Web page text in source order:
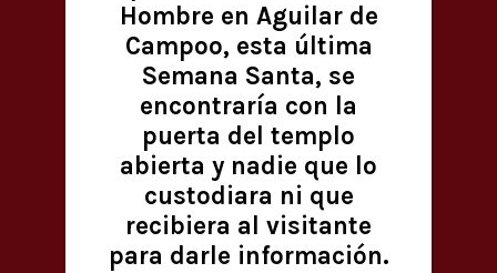
Hombre en Aguilar de
Campoo, esta última
Semana Santa, se
encontraría con la
puerta del templo
abierta y nadie que lo
custodiara ni que
recibiera al visitante
para darle información.